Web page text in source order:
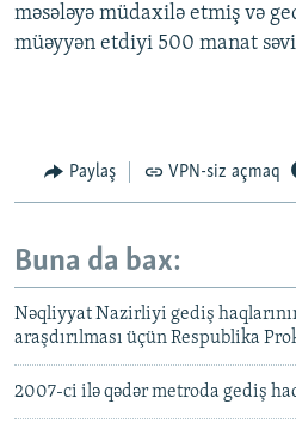
məsələyə müdaxilə etmiş və
müəyyən etdiyi 500 manat
Paylaş VPN-siz açmaq
Buna da bax:
Nəqliyyat Nazirliyi gediş
araşdırılması üçün Respublika
2007-ci ilə qədər metroda gediş